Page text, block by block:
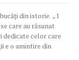
din istorie. „1
care au răsunat
dedicate celor care
e o amintire din